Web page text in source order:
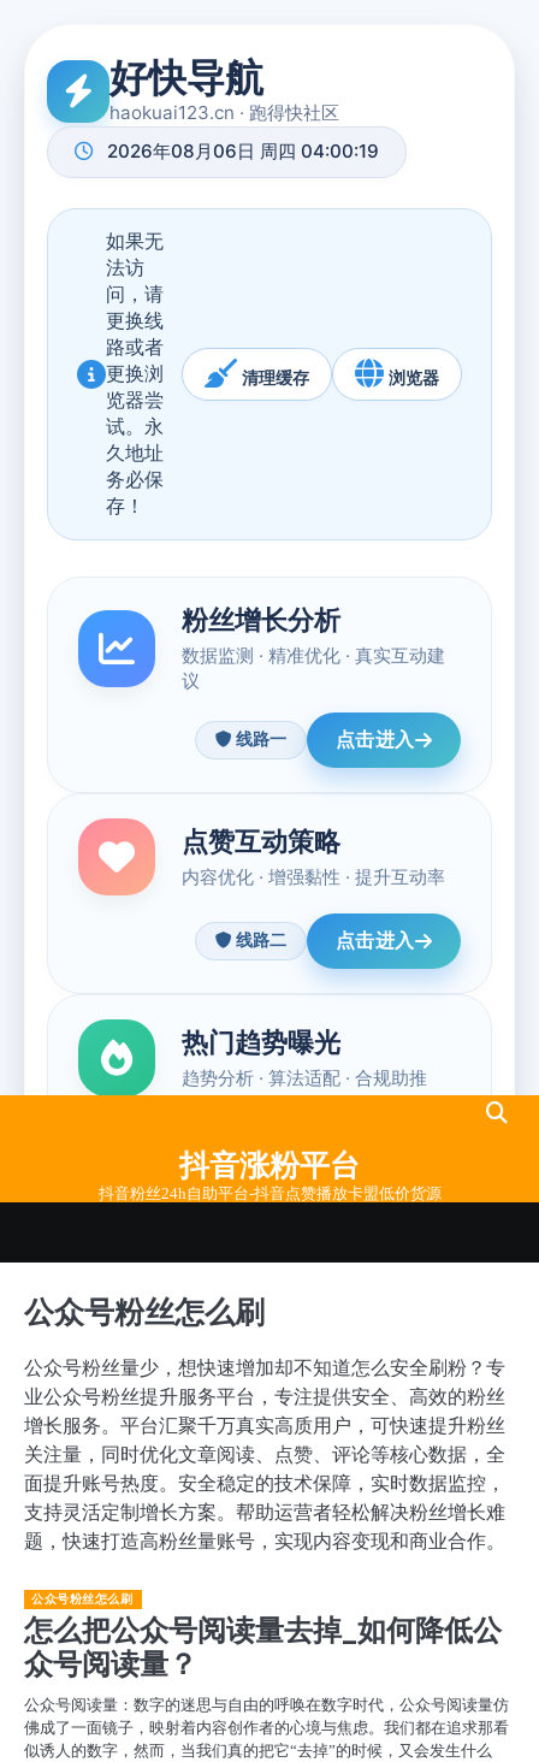
抖音涨粉平台
抖音粉丝24h自助平台-抖音点赞播放卡盟低价货源
公众号粉丝怎么刷
公众号粉丝量少，想快速增加却不知道怎么安全刷粉？专
业公众号粉丝提升服务平台，专注提供安全、高效的粉丝
增长服务。平台汇聚千万真实高质用户，可快速提升粉丝
关注量，同时优化文章阅读、点赞、评论等核心数据，全
面提升账号热度。安全稳定的技术保障，实时数据监控，
支持灵活定制增长方案。帮助运营者轻松解决粉丝增长难
题，快速打造高粉丝量账号，实现内容变现和商业合作。
公众号粉丝怎么刷
怎么把公众号阅读量去掉_如何降低公
众号阅读量？
公众号阅读量：数字的迷思与自由的呼唤在数字时代，公众号阅读量仿
佛成了一面镜子，映射着内容创作者的心境与焦虑。我们都在追求那看
似诱人的数字，然而，当我们真的把它“去掉”的时候，又会发生什么